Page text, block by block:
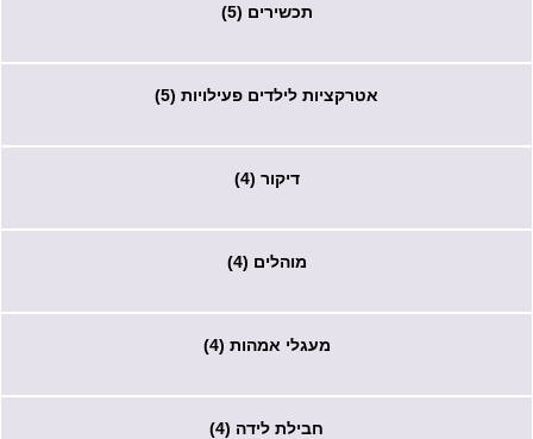
תכשירים (5)
אטרקציות לילדים פעילויות (5)
דיקור (4)
מוהלים (4)
מעגלי אמהות (4)
חבילת לידה (4)